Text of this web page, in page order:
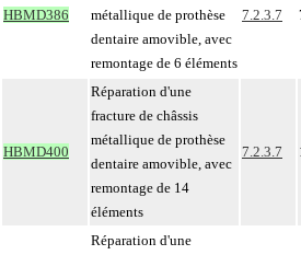
HBMD386
métallique de prothèse
dentaire amovible, avec
remontage de 6 éléments
7.2.3.7
HBMD400
Réparation d'une
fracture de châssis
métallique de prothèse
dentaire amovible, avec
remontage de 14
éléments
7.2.3.7
Réparation d'une